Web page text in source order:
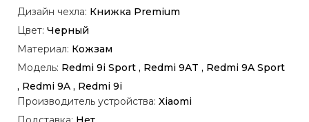
Дизайн чехла: Книжка Premium
Цвет: Черный
Материал: Кожзам
Модель: Redmi 9i Sport , Redmi 9AT , Redmi 9A Sport
, Redmi 9A , Redmi 9i
Производитель устройства: Xiaomi